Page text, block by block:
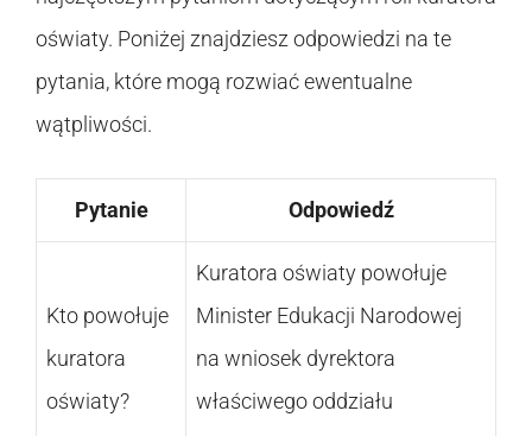
oświaty. Poniżej znajdziesz odpowiedzi na te
pytania, które mogą rozwiać ewentualne
wątpliwości.
Pytanie Odpowiedź
Kto powołuje
kuratora
oświaty?
Kuratora oświaty powołuje
Minister Edukacji Narodowej
na wniosek dyrektora
właściwego oddziału